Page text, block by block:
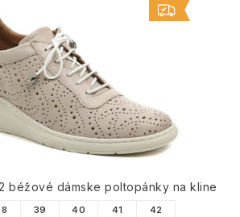
béžové dámske poltopánky na kline
39 40 41 42